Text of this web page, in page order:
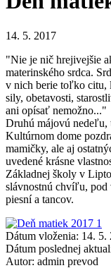
14. 5. 2017
"Nie je nič hrejivejšie
materinského srdca.
v nich berie toľko citu,
sily, obetavosti,
ani opísať nemožno..."
Druhú májovú nedeľu,
Kultúrnom dome
mamičky, ale aj
uvedené krásne
Základnej školy v
slávnostnú chvíľu, pod
piesní a tancov.
Dátum vloženia: 14. 5.
Dátum poslednej
Autor: admin prevod